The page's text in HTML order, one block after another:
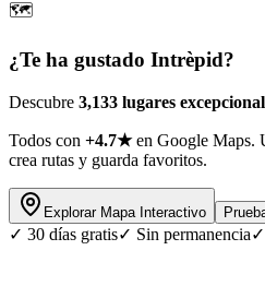
🗺️
¿Te ha gustado Intrèpid?
Descubre 3,133 lugares
Todos con +4.7★en Google Maps.
crea rutas y guarda favoritos.
Explorar Mapa Interactivo
✓ 30 días gratis✓ Sin permanencia✓